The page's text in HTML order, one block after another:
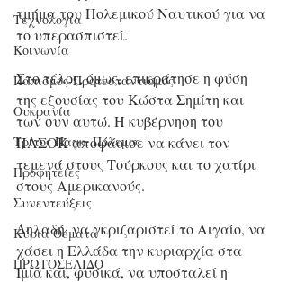
Τεχνολογία
Κοινωνία
Παπισμός-Προτεσταντισμός
Ουκρανία
Τρίτος Παγκ. Πόλεμος
Προφητείες
Συνεντεύξεις
Κύρια Θέματα
ΠΡΩΤΟΣΕΛΙΔΟ
τμήμα του Πολεμικού Ναυτικού για να
το υπερασπιστεί.
Στο τέλος, όμως, επικράτησε η φύση
της εξουσίας του Κώστα Σημίτη και
των συν αυτώ. Η κυβέρνηση του
ΠΑΣΟΚ αποφάσισε να κάνει τον
τεμενά στους Τούρκους και το χατίρι
στους Αμερικανούς.
Δηλαδή, να γκριζαριστεί το Αιγαίο, να
χάσει η Ελλάδα την κυριαρχία στα
Ίμια και, φυσικά, να υποσταλεί η